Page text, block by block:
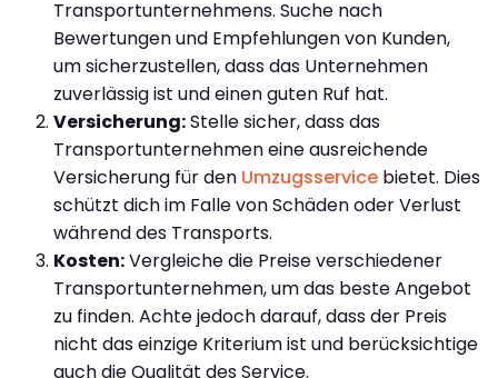
Transportunternehmens. Suche nach
Bewertungen und Empfehlungen von Kunden,
um sicherzustellen, dass das Unternehmen
zuverlässig ist und einen guten Ruf hat.
Versicherung:Stelle sicher, dass das
Transportunternehmen eine ausreichende
Versicherung für den Umzugsservice bietet. Dies
schützt dich im Falle von Schäden oder Verlust
während des Transports.
Kosten:Vergleiche die Preise verschiedener
Transportunternehmen, um das beste Angebot
zu finden. Achte jedoch darauf, dass der Preis
nicht das einzige Kriterium ist und berücksichtige
auch die Qualität des Service.